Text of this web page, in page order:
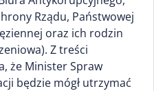
Rządu, Państwowej
oraz ich rodzin
Z treści
że Minister Spraw
będzie mógł utrzymać